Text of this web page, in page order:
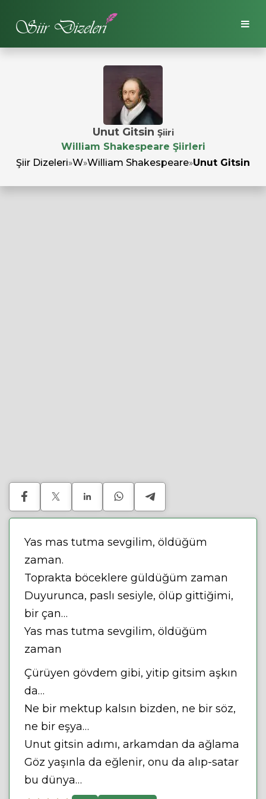
Unut Gitsin Şiiri
William Shakespeare Şiirleri
Şiir Dizeleri»W»William Shakespeare»Unut Gitsin
Yas mas tutma sevgilim, öldüğüm
zaman.
Toprakta böceklere güldüğüm zaman
Duyurunca, paslı sesiyle, ölüp gittiğimi,
bir çan…
Yas mas tutma sevgilim, öldüğüm
zaman
Çürüyen gövdem gibi, yitip gitsim aşkın
da…
Ne bir mektup kalsın bizden, ne bir söz,
ne bir eşya…
Unut gitsin adımı, arkamdan da ağlama
Göz yaşınla da eğlenir, onu da alıp-satar
bu dünya…